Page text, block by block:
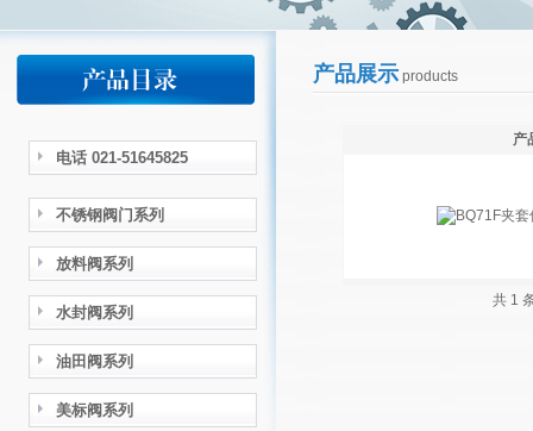
电话 021-51645825
不锈钢阀门系列
放料阀系列
水封阀系列
油田阀系列
美标阀系列
产品展示products
产
共 1